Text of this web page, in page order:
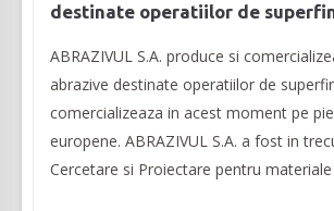
destinate operatiilor de
ABRAZIVUL S.A. produce si
abrazive destinate operatiilor de
comercializeaza in acest moment pe
europene. ABRAZIVUL S.A. a fost in
Cercetare si Proiectare pentru materiale